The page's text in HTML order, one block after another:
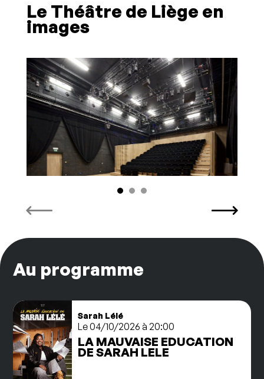
Le Théâtre de Liège en
images
Au programme
Sarah Lélé
Le 04/10/2026 à 20:00
LA MAUVAISE EDUCATION
DE SARAH LELE